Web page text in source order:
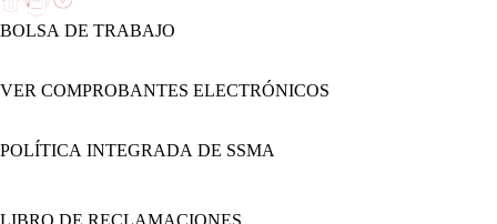
BOLSA DE TRABAJO
VER COMPROBANTES ELECTRÓNICOS
POLÍTICA INTEGRADA DE SSMA
LIBRO DE RECLAMACIONES